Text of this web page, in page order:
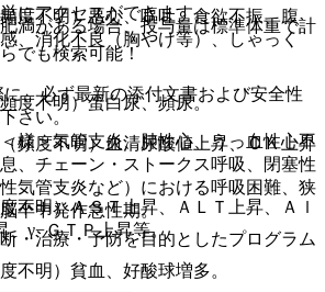
度不明）悪心、嘔吐、食欲不振、腹
、消化不良（胸やけ等）、しゃっく
度不明）蛋白尿、頻尿。
頻度不明）血清尿酸値上昇、ＣＫ上昇
明）ＡＳＴ上昇、ＡＬＴ上昇、Ａｌ
、γ−ＧＴＰ上昇等。
不明）貧血、好酸球増多。
満がある場合、投与量は標準体重で計
様＞気管支炎、肺性心、うっ血性心不
、チェーン・ストークス呼吸、閉塞性
気管支炎など）における呼吸困難、狭
卒中発作急性期。
にアクセスができます。
でも検索可能！
、必ず最新の添付文書および安全性
さい。
・治療・予防を目的としたプログラム